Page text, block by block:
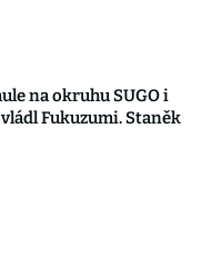
na okruhu SUGO i
Fukuzumi. Staněk